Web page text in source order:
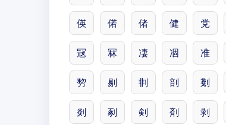
偀 偌 偖 健 党
冦 冧 凄 凅 准
剓 剔 剕 剖 剗
剡 剢 剣 剤 剥